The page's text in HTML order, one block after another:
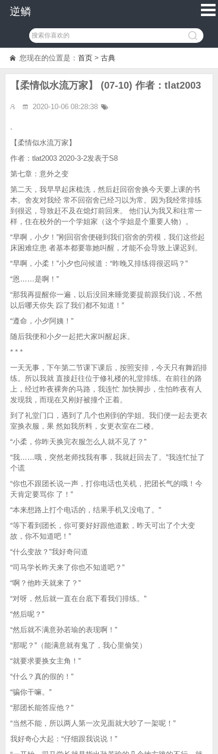
逆鳞
您现在的位置是： 首页 > 古典
【柔情似水流万家】 (07-10) 作者：tlat2003
2020-10-06 08:28:38
.
【柔情似水流万家】
作者：tlat2003 2020-3-2发表于S8
第七章：意外之变
第二天，我早早起床梳洗，然后赶回宿舍换今天要上课的书
本。舍友对我经 常不回宿舍已经习以为常。因为我经常排练
到很迟，导致赶不及在熄灯前回来。 他们认为我又和往常一
样，住在校外的一个学姐家（这个学姐是个重要人物）。
“早啊，小夕！”刚回宿舍便碰到我们宿舍的劳模，我们这些起
床困难症患 者基本都要靠她叫醒，才能不会导致上课迟到。
“早啊，小柔！”小夕也问候道：“昨晚又排练得很迟吗？”
“恩……是啊！”
“那我再提醒你一遍，以后没回来睡觉要提前跟我们说，不然
以后哪天你失 踪了我们都不知道！”
“遵命，小夕阿姨！”
随后我便和小夕一起把大家叫醒起床。
* * *
一天无事，下午第二节课下课后，按照安排，今天只有舞蹈排
练。所以我就 直接赶往位于修礼楼的礼堂排练。在前往的路
上，经过昨夜裸奔的马路，我连忙 加快脚步，生怕昨夜有人
发现我，而现在又刚好被撞个正着。
到了礼堂门口，遇到了几个也刚到的学姐。我们便一起去更衣
室换衣服，果 然如我所料，女更衣室在二楼。
“小柔，你昨天换完衣服怎么人就不见了？”
“我……哦，突然老师找我有事，我就赶回去了。”我连忙扯了
个谎
“你也不跟团长说一声，打你电话也关机，把团长气的哦！今
天肯定要骂你 了！”
“本来想路上打个电话的，结果手机又没电了。”
“等下看到团长，你可要好好跟他道歉，昨天可出了个大变
故，你不知道吧！”
“什么变故？”我好奇问道
“司马学长昨天来了你也不知道吧？”
“啊？他昨天就来了？”
“对呀，然后就一直在台底下看我们排练。”
“然后呢？”
“然后就不满意孙若瑜的表现啊！”
“那呢？”（能满意就有鬼了，我心里偷笑）
“就要求要换女主角！”
“什么？真的假的！”
“骗你干嘛。”
“那团长能答应他？”
“当然不能，所以两人第一次见面就大吵了一架呢！”
我好奇心大起：“仔细跟我说说！”